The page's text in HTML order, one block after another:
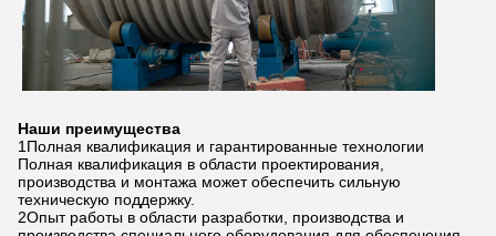
Наши преимущества
1Полная квалификация и гарантированные технологии
Полная квалификация в области проектирования,
производства и монтажа может обеспечить сильную
техническую поддержку.
2Опыт работы в области разработки, производства и